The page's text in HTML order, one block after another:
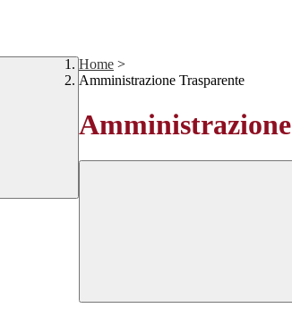
Home >
Amministrazione Trasparente